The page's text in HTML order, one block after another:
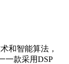
和智能算法，
一款采用DSP